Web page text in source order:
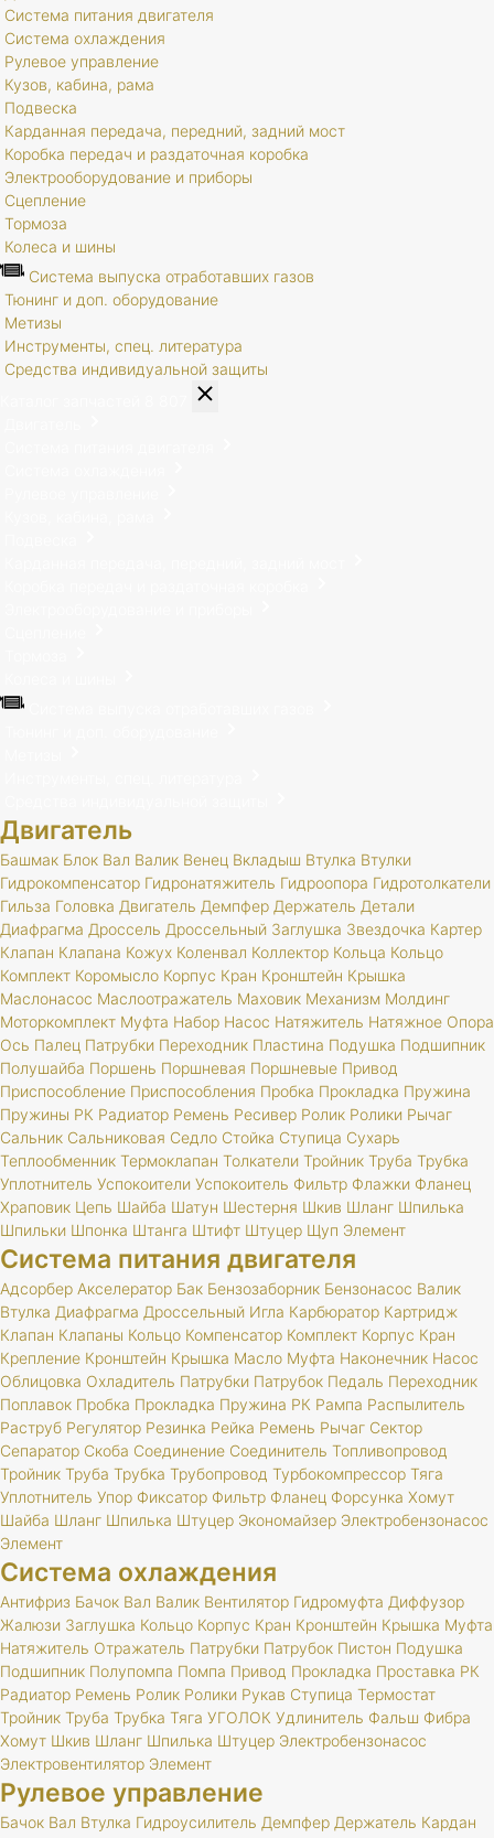
Система питания двигателя
Система охлаждения
Рулевое управление
Кузов, кабина, рама
Подвеска
Карданная передача, передний, задний мост
Коробка передач и раздаточная коробка
Электрооборудование и приборы
Сцепление
Тормоза
Колеса и шины
Система выпуска отработавших газов
Тюнинг и доп. оборудование
Метизы
Инструменты, спец. литература
Средства индивидуальной защиты
Двигатель
Башмак Блок Вал Валик Венец Вкладыш Втулка Втулки
Гидрокомпенсатор Гидронатяжитель Гидроопора Гидротолкатели
Гильза Головка Двигатель Демпфер Держатель Детали
Диафрагма Дроссель Дроссельный Заглушка Звездочка Картер
Клапан Клапана Кожух Коленвал Коллектор Кольца Кольцо
Комплект Коромысло Корпус Кран Кронштейн Крышка
Маслонасос Маслоотражатель Маховик Механизм Молдинг
Моторкомплект Муфта Набор Насос Натяжитель Натяжное Опора
Ось Палец Патрубки Переходник Пластина Подушка Подшипник
Полушайба Поршень Поршневая Поршневые Привод
Приспособление Приспособления Пробка Прокладка Пружина
Пружины РК Радиатор Ремень Ресивер Ролик Ролики Рычаг
Сальник Сальниковая Седло Стойка Ступица Сухарь
Теплообменник Термоклапан Толкатели Тройник Труба Трубка
Уплотнитель Успокоители Успокоитель Фильтр Флажки Фланец
Храповик Цепь Шайба Шатун Шестерня Шкив Шланг Шпилька
Шпильки Шпонка Штанга Штифт Штуцер Щуп Элемент
Система питания двигателя
Адсорбер Акселератор Бак Бензозаборник Бензонасос Валик
Втулка Диафрагма Дроссельный Игла Карбюратор Картридж
Клапан Клапаны Кольцо Компенсатор Комплект Корпус Кран
Крепление Кронштейн Крышка Масло Муфта Наконечник Насос
Облицовка Охладитель Патрубки Патрубок Педаль Переходник
Поплавок Пробка Прокладка Пружина РК Рампа Распылитель
Раструб Регулятор Резинка Рейка Ремень Рычаг Сектор
Сепаратор Скоба Соединение Соединитель Топливопровод
Тройник Труба Трубка Трубопровод Турбокомпрессор Тяга
Уплотнитель Упор Фиксатор Фильтр Фланец Форсунка Хомут
Шайба Шланг Шпилька Штуцер Экономайзер Электробензонасос
Элемент
Система охлаждения
Антифриз Бачок Вал Валик Вентилятор Гидромуфта Диффузор
Жалюзи Заглушка Кольцо Корпус Кран Кронштейн Крышка Муфта
Натяжитель Отражатель Патрубки Патрубок Пистон Подушка
Подшипник Полупомпа Помпа Привод Прокладка Проставка РК
Радиатор Ремень Ролик Ролики Рукав Ступица Термостат
Тройник Труба Трубка Тяга УГОЛОК Удлинитель Фальш Фибра
Хомут Шкив Шланг Шпилька Штуцер Электробензонасос
Электровентилятор Элемент
Рулевое управление
Бачок Вал Втулка Гидроусилитель Демпфер Держатель Кардан